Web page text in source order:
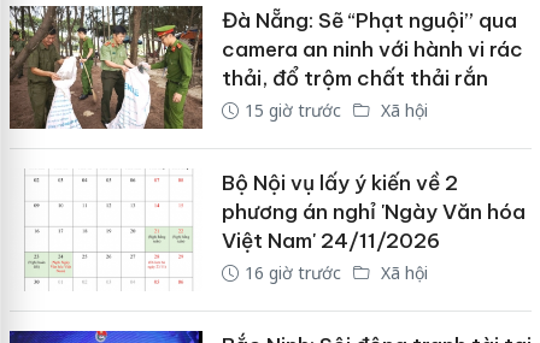
Đà Nẵng: Sẽ “Phạt nguội” qua
camera an ninh với hành vi rác
thải, đổ trộm chất thải rắn
15 giờ trước Xã hội
Bộ Nội vụ lấy ý kiến về 2
phương án nghỉ 'Ngày Văn hóa
Việt Nam' 24/11/2026
16 giờ trước Xã hội